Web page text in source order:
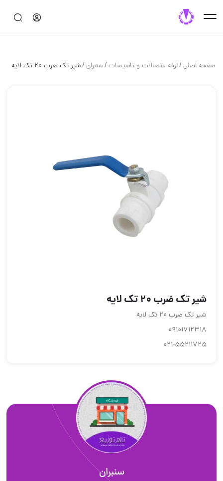
صفحه اصلی/لوله ،اتصالات و تاسیسات/سنبران/شیر تک ضرب 20 تک لایه
شیر تک ضرب 20 تک لایه
شیر تک ضرب 20 تک لایه
09101712318
021-55211725
سنبران